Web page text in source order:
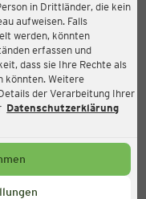
in Drittländer, die kein
aufweisen. Falls
werden, könnten
erfassen und
dass sie Ihre Rechte als
könnten. Weitere
der Verarbeitung Ihrer
Datenschutzerklärung